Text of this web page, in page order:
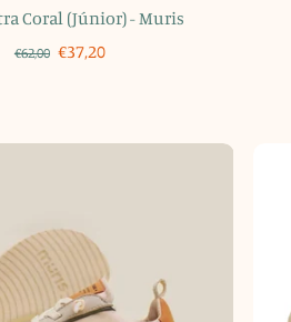
Coral (Júnior) - Muris
€62,00 €37,20